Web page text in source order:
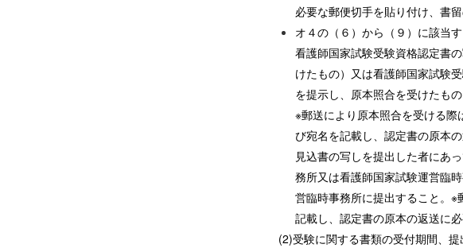
必要な郵便切手を貼り付け、書
オ４の（６）から（９）に該当
看護師国家試験受験資格認定書
けたもの）又は看護師国家試験
を提示し、原本照合を受けたもの
※郵送により原本照合を受ける
び宛名を記載し、認定書の原本
見込書の写しを提出した者にあ
務所又は看護師国家試験運営臨
営臨時事務所に提出すること。
記載し、認定書の原本の返送に
(2)受験に関する書類の受付期間、